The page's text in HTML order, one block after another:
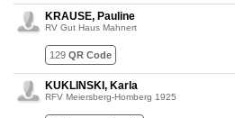
KRAUSE, Pauline
RV Gut Haus Mahnert
129 QR Code
KUKLINSKI, Karla
RFV Meiersberg-Homberg 1925